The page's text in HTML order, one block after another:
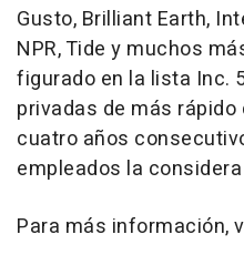
Gusto, Brilliant Earth,
NPR, Tide y muchos
figurado en la lista Inc.
privadas de más
cuatro años
empleados la
Para más información,